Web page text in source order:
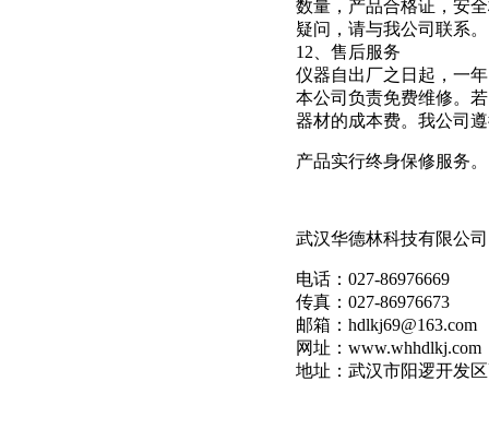
数量，产品合格证，安
疑问，请与我公司联系。
12、售后服务
仪器自出厂之日起，一
本公司负责免费维修。
器材的成本费。我公司
产品实行终身保修服务。
武汉华德林科技有限公司
电话：027-86976669
传真：027-86976673
邮箱：hdlkj69@163.com
网址：www.whhdlkj.com
地址：武汉市阳逻开发